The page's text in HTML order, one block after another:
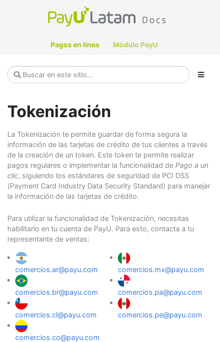
Pagos en línea Módulo PayU
Tokenización
La Tokenización te permite guardar de forma segura la
información de las tarjetas de crédito de tus clientes a través
de la creación de un token. Este token te permite realizar
pagos regulares o implementar la funcionalidad de Pago a un
clic, siguiendo los estándares de seguridad de PCI DSS
(Payment Card Industry Data Security Standard) para manejar
la información de las tarjetas de crédito.
Para utilizar la funcionalidad de Tokenización, necesitas
habilitarlo en tu cuenta de PayU. Para esto, contacta a tu
representante de ventas:
comercios.ar@payu.com
comercios.br@payu.com
comercios.cl@payu.com
comercios.co@payu.com
comercios.mx@payu.com
comercios.pa@payu.com
comercios.pe@payu.com